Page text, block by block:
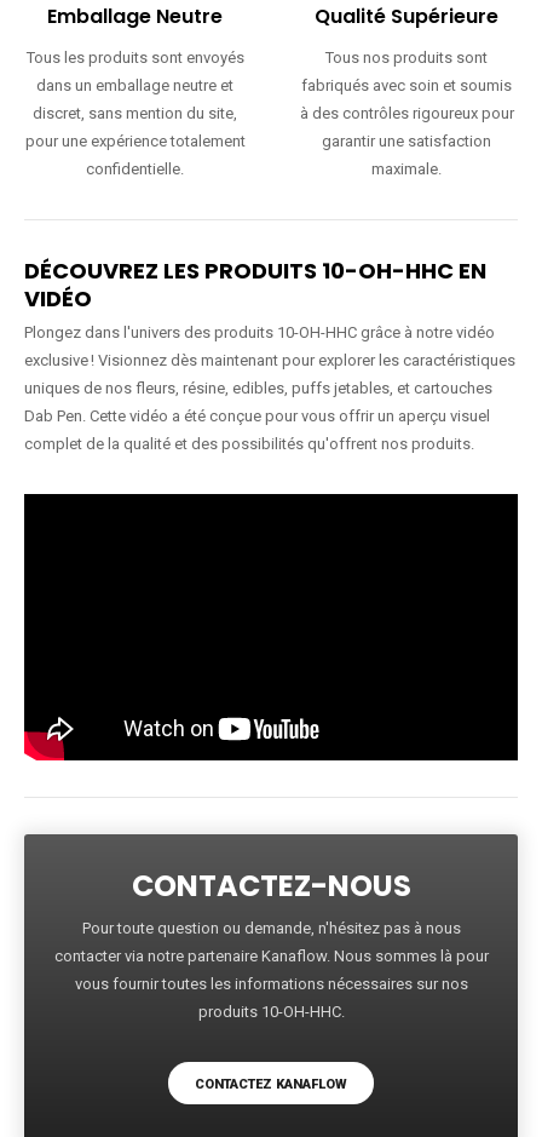
Emballage Neutre
Tous les produits sont envoyés
dans un emballage neutre et
discret, sans mention du site,
pour une expérience totalement
confidentielle.
Qualité Supérieure
Tous nos produits sont
fabriqués avec soin et soumis
à des contrôles rigoureux pour
garantir une satisfaction
maximale.
DÉCOUVREZ LES PRODUITS 10-OH-HHC EN
VIDÉO
Plongez dans l'univers des produits 10-OH-HHC grâce à notre vidéo
exclusive ! Visionnez dès maintenant pour explorer les caractéristiques
uniques de nos fleurs, résine, edibles, puffs jetables, et cartouches
Dab Pen. Cette vidéo a été conçue pour vous offrir un aperçu visuel
complet de la qualité et des possibilités qu'offrent nos produits.
CONTACTEZ-NOUS
Pour toute question ou demande, n'hésitez pas à nous
contacter via notre partenaire Kanaflow. Nous sommes là pour
vous fournir toutes les informations nécessaires sur nos
produits 10-OH-HHC.
CONTACTEZ KANAFLOW